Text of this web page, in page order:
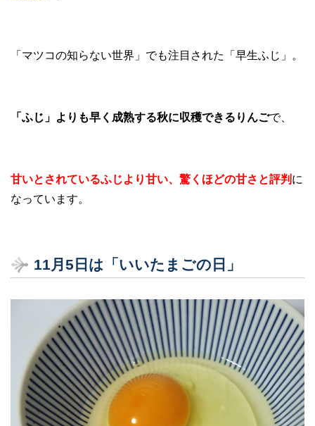
「マツコの知らない世界」でも注目された「早生ふじ」。
「ふじ」よりも早く成熟する秋に収穫できるりんごで、
甘いとされているふじより甘い、驚くほどの甘さと評判 に
なっています。
11月5日は「いいたまごの日」